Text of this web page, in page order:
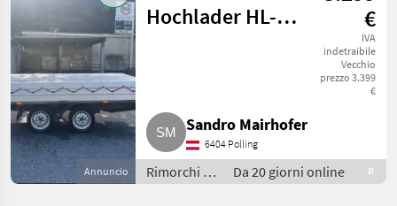
Annuncio
Hochlader HL-
€
IVA
indetraibile
Vecchio
prezzo 3.399
€
Sandro Mairhofer
6404 Polling
Rimorchi /
Rimorchi
Da 20 giorni online R